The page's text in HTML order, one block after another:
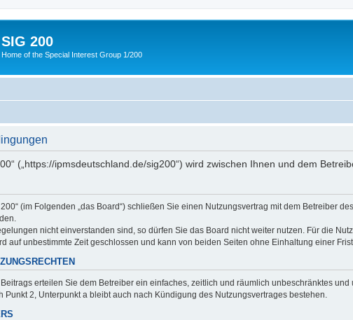
SIG 200
Home of the Special Interest Group 1/200
(„https://ipmsdeutschland.de/sig200“) wird zwischen Ihnen und dem
200“ (im Folgenden „das Board“) schließen Sie einen Nutzungsvertrag mit dem Betreiber
nicht einverstanden sind, so dürfen Sie das Board nicht weiter nutzen. Für die
auf unbestimmte Zeit geschlossen und kann von beiden Seiten ohne Einhaltung einer
erteilen Sie dem Betreiber ein einfaches, zeitlich und räumlich unbeschränktes
Punkt 2, Unterpunkt a bleibt auch nach Kündigung des Nutzungsvertrages bestehen.